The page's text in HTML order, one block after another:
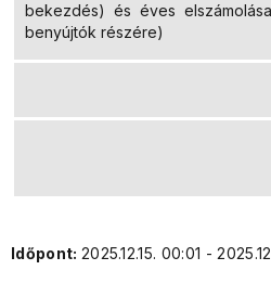
bekezdés) és éves
benyújtók részére)
Időpont: 2025.12.15. 00:01 -